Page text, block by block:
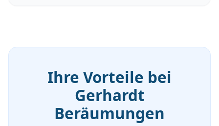
Ihre Vorteile bei
Gerhardt
Beräumungen